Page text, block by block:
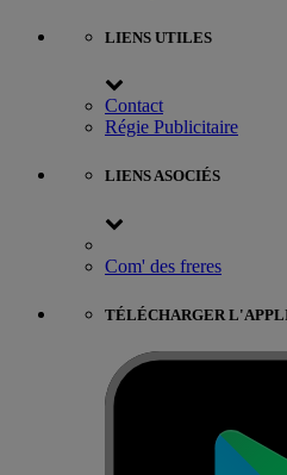
LIENS UTILES
Contact
Régie Publicitaire
LIENS ASOCIÉS
Com' des freres
TÉLÉCHARGER